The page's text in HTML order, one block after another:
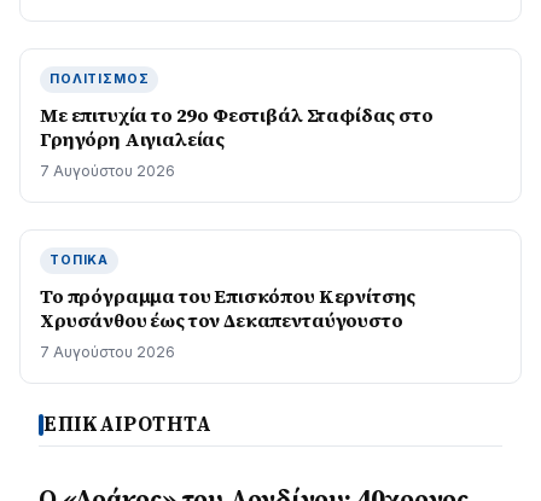
ΠΟΛΙΤΙΣΜΌΣ
Με επιτυχία το 29ο Φεστιβάλ Σταφίδας στο
Γρηγόρη Aιγιαλείας
7 Αυγούστου 2026
ΤΟΠΙΚΆ
Το πρόγραμμα του Επισκόπου Κερνίτσης
Χρυσάνθου έως τον Δεκαπενταύγουστο
7 Αυγούστου 2026
ΕΠΙΚΑΙΡΟΤΗΤΑ